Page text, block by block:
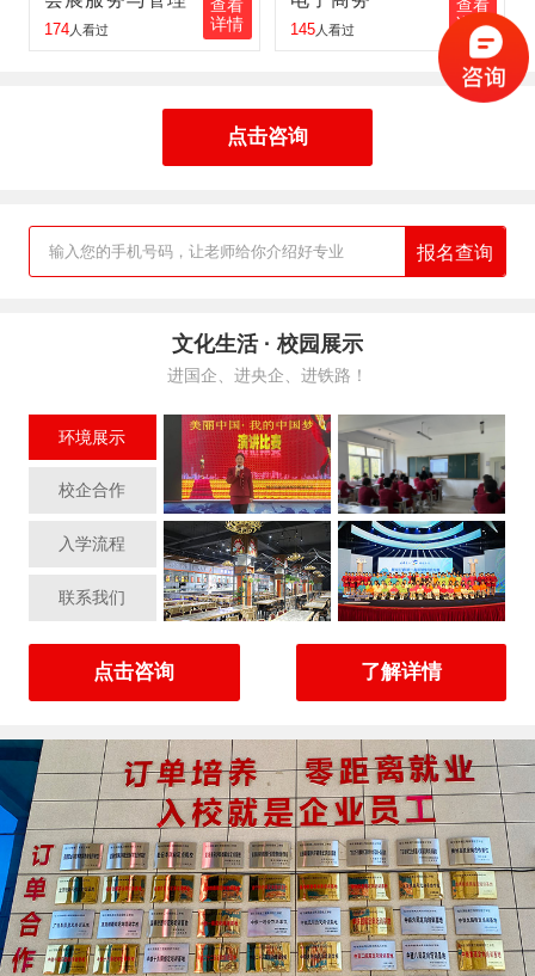
王红伟 铁路客运服务 报名地区：同江
工业机器人
174人看过
查看
详情
145人看过
查看
详情
点击咨询
输入您的手机号码，让老师给你介绍好专业 报名查询
文化生活 · 校园展示
进国企、进央企、进铁路！
环境展示
校企合作
入学流程
联系我们
点击咨询 了解详情